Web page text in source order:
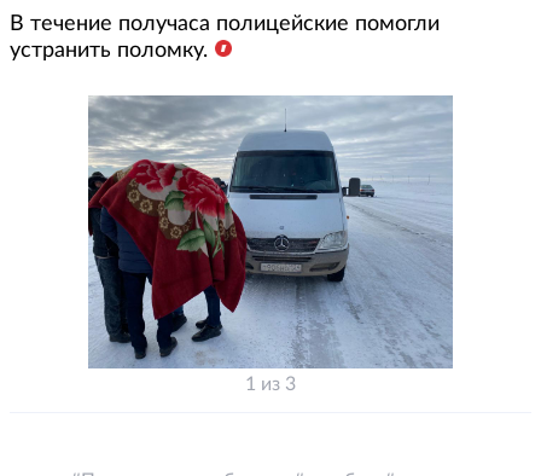
В течение получаса полицейские помогли
устранить поломку.
1 из 3